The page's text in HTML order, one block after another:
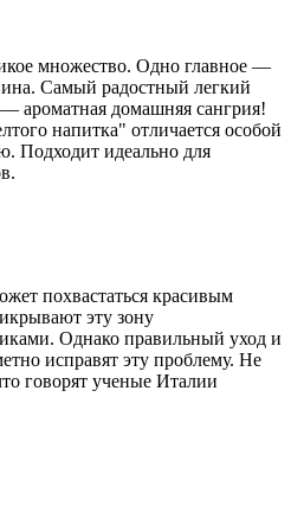
множество. Одно главное —
Самый радостный легкий
ароматная домашняя сангрия!
напитка" отличается особой
Подходит идеально для
похвастаться красивым
эту зону
Однако правильный уход и
исправят эту проблему. Не
говорят ученые Италии